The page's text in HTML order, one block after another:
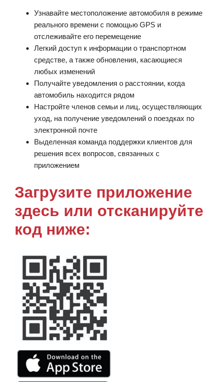
Узнавайте местоположение автомобиля в режиме
реального времени с помощью GPS и
отслеживайте его перемещение
Легкий доступ к информации о транспортном
средстве, а также обновления, касающиеся
любых изменений
Получайте уведомления о расстоянии, когда
автомобиль находится рядом
Настройте членов семьи и лиц, осуществляющих
уход, на получение уведомлений о поездках по
электронной почте
Выделенная команда поддержки клиентов для
решения всех вопросов, связанных с
приложением
Загрузите приложение
здесь или отсканируйте
код ниже: